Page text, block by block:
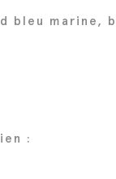
bleu marine,
: